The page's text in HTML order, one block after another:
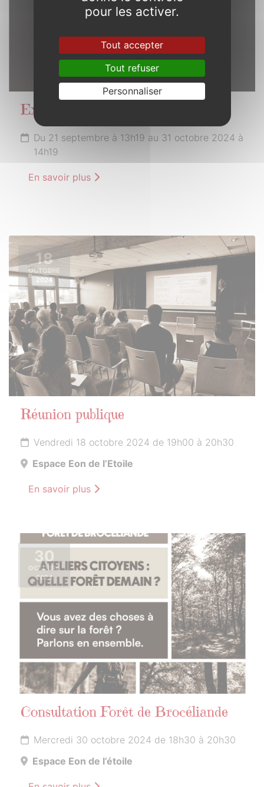
Exploration
Du 21 septembre à 13h19 au 31 octobre 2024 à
14h19
En savoir plus
18
OCTOBRE
2024
Réunion publique
Vendredi 18 octobre 2024 de 19h00 à 20h30
Espace Eon de l’Etoile
En savoir plus
30
OCTOBRE
2024
Consultation Forêt de Brocéliande
Mercredi 30 octobre 2024 de 18h30 à 20h30
Espace Eon de l’étoile
pour les activer.
Tout accepter
Tout refuser
Personnaliser